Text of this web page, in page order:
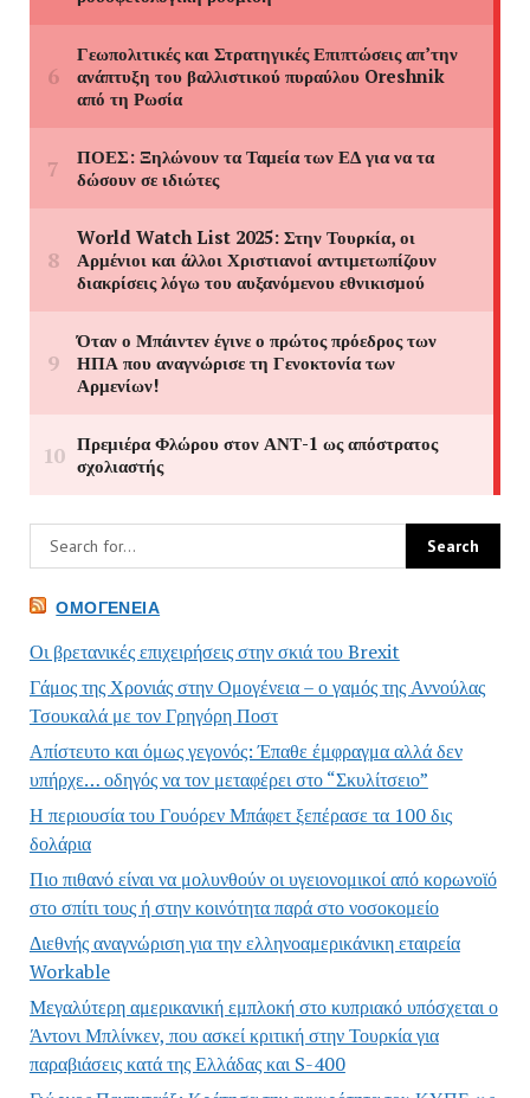
ΟΜΟΓΈΝΕΙΑ
Οι βρετανικές επιχειρήσεις στην σκιά του Brexit
Γάμος της Χρονιάς στην Ομογένεια – ο γαμός της Αννούλας
Τσουκαλά με τον Γρηγόρη Ποστ
Απίστευτο και όμως γεγονός: Έπαθε έμφραγμα αλλά δεν
υπήρχε… οδηγός να τον μεταφέρει στο “Σκυλίτσειο”
Η περιουσία του Γουόρεν Μπάφετ ξεπέρασε τα 100 δις
δολάρια
Πιο πιθανό είναι να μολυνθούν οι υγειονομικοί από κορωνοϊό
στο σπίτι τους ή στην κοινότητα παρά στο νοσοκομείο
Διεθνής αναγνώριση για την ελληνοαμερικάνικη εταιρεία
Workable
Μεγαλύτερη αμερικανική εμπλοκή στο κυπριακό υπόσχεται ο
Άντονι Μπλίνκεν, που ασκεί κριτική στην Τουρκία για
παραβιάσεις κατά της Ελλάδας και S-400